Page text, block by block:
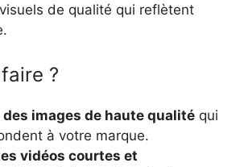
de qualité qui reflètent
?
images de haute qualité qui
à votre marque.
vidéos courtes et